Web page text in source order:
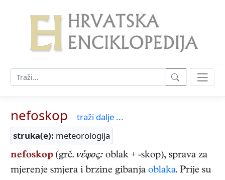
nefoskop
traži dalje ...
struka(e): meteorologija
nefoskop (grč. νέφος: oblak + -skop), sprava za
mjerenje smjera i brzine gibanja oblaka. Prije su